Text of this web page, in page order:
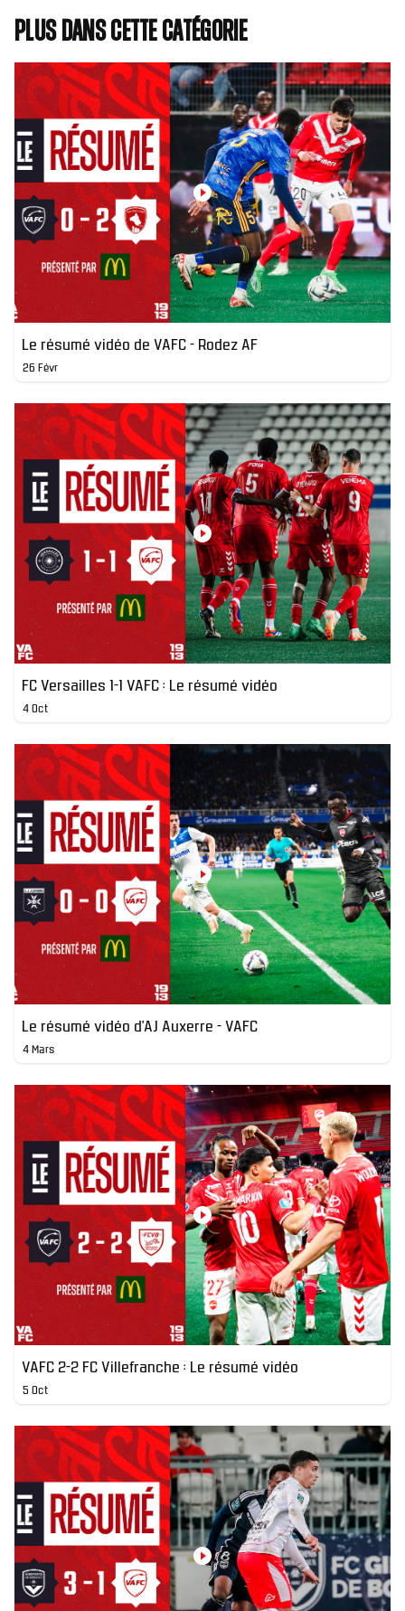
Plus dans cette catégorie
Le résumé vidéo de VAFC - Rodez AF
26 Févr
FC Versailles 1-1 VAFC : Le résumé vidéo
4 Oct
Le résumé vidéo d'AJ Auxerre - VAFC
4 Mars
VAFC 2-2 FC Villefranche : Le résumé vidéo
5 Oct